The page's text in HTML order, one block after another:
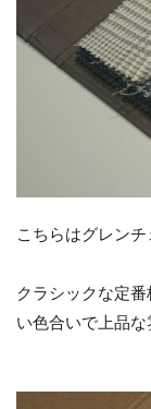
こちらはグレンチ
クラシックな定
い色合いで上品な